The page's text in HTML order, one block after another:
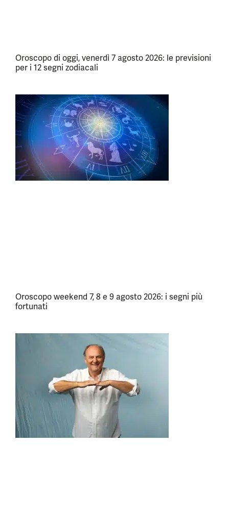
Oroscopo di oggi, venerdì 7 agosto 2026: le previsioni
per i 12 segni zodiacali
Oroscopo weekend 7, 8 e 9 agosto 2026: i segni più
fortunati